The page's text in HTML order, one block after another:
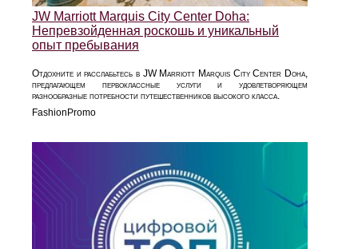
JW Marriott Marquis City Center Doha:
Непревзойденная роскошь и уникальный
опыт пребывания
Отдохните и расслабьтесь в JW Marriott Marquis City Center Doha,
предлагающем первоклассные услуги и удовлетворяющем
разнообразные потребности путешественников высокого класса.
FashionPromo